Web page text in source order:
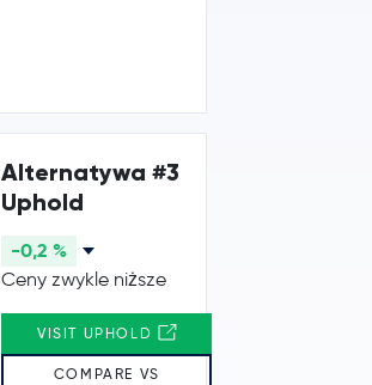
Alternatywa #3
Uphold
-0,2 %
Ceny zwykle niższe
VISIT UPHOLD
COMPARE VS